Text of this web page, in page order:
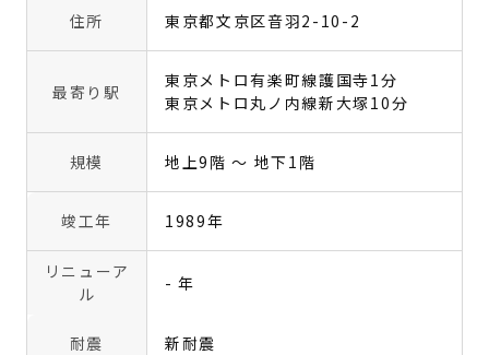
住所 東京都文京区音羽2-10-2
最寄り駅
東京メトロ有楽町線護国寺1分
東京メトロ丸ノ内線新大塚10分
規模 地上9階 〜 地下1階
竣工年 1989年
リニューア
ル
- 年
耐震 新耐震